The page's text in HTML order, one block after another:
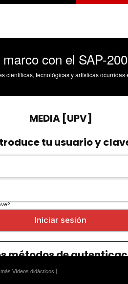
el SAP-2000.
y artísticas ocurridas en los tres
]